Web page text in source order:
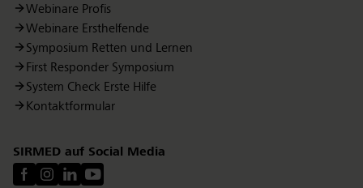
Webinare Profis
Webinare Ersthelfende
Symposium Retten und Lernen
First Responder Symposium
System Check Erste Hilfe
Kontaktformular
SIRMED auf Social Media